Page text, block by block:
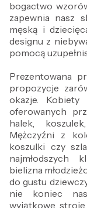
bogactwo
zapewnia nasz
męską i
designu z
pomocą
Prezentowana
propozycje
okazje.
oferowanych
halek,
Mężczyźni z
koszulki czy
najmłodszych
bielizna
do gustu
nie koniec
wyjątkowe stroje